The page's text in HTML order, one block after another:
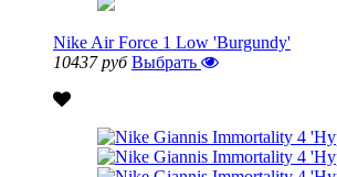
Nike Air Force 1 Low 'Burgundy'
10437 руб Выбрать